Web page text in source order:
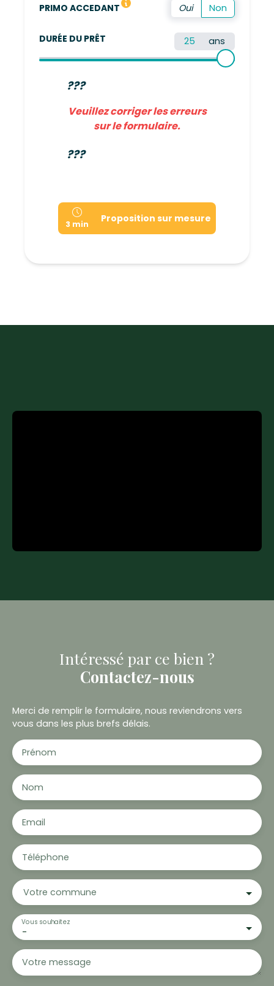
PRIMO ACCEDANT
Vous n'avez pas été propriétaire de votre résidence
DURÉE DU PRÊT ans
???
Veuillez corriger les erreurs
sur le formulaire.
???
3 min Proposition sur mesure
Intéressé par ce bien ?
Contactez-nous
Merci de remplir le formulaire, nous reviendrons vers
vous dans les plus brefs délais.
Prénom
Nom
Email
Téléphone
Votre commune
-
Vous souhaitez
Votre message